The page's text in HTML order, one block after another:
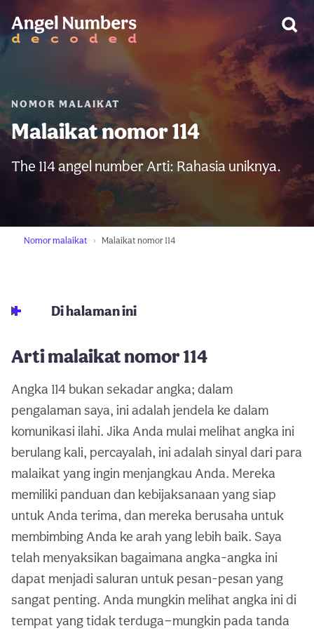
NOMOR MALAIKAT
Malaikat nomor 114
The 114 angel number Arti: Rahasia uniknya.
Nomor malaikat Malaikat nomor 114
Di halaman ini
Arti malaikat nomor 114
Angka 114 bukan sekadar angka; dalam
pengalaman saya, ini adalah jendela ke dalam
komunikasi ilahi. Jika Anda mulai melihat angka ini
berulang kali, percayalah, ini adalah sinyal dari para
malaikat yang ingin menjangkau Anda. Mereka
memiliki panduan dan kebijaksanaan yang siap
untuk Anda terima, dan mereka berusaha untuk
membimbing Anda ke arah yang lebih baik. Saya
telah menyaksikan bagaimana angka-angka ini
dapat menjadi saluran untuk pesan-pesan yang
sangat penting. Anda mungkin melihat angka ini di
tempat yang tidak terduga—mungkin pada tanda
PERINGATAN: